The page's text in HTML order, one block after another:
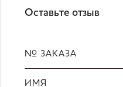
Оставьте отзыв
№ ЗАКАЗА
ИМЯ